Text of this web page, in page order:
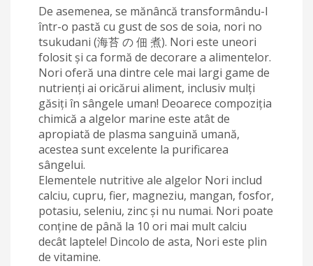
De asemenea, se mănâncă transformându-l
într-o pastă cu gust de sos de soia, nori no
tsukudani (海苔 の 佃 煮). Nori este uneori
folosit și ca formă de decorare a alimentelor.
Nori oferă una dintre cele mai largi game de
nutrienți ai oricărui aliment, inclusiv mulți
găsiți în sângele uman! Deoarece compoziția
chimică a algelor marine este atât de
apropiată de plasma sanguină umană,
acestea sunt excelente la purificarea
sângelui.
Elementele nutritive ale algelor Nori includ
calciu, cupru, fier, magneziu, mangan, fosfor,
potasiu, seleniu, zinc și nu numai. Nori poate
conține de până la 10 ori mai mult calciu
decât laptele! Dincolo de asta, Nori este plin
de vitamine.